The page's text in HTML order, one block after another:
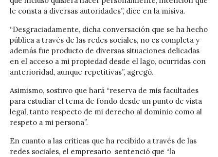
le consta a diversas autoridades”, dice en la misiva.
“Desgraciadamente, dicha conversación que se ha hecho
pública a través de las redes sociales, no es completa y
además fue producto de diversas situaciones delicadas
en el acceso a mi propiedad desde el lago, ocurridas con
anterioridad, aunque repetitivas”, agregó.
Asimismo, sostuvo que hará “reserva de mis facultades
para estudiar el tema de fondo desde un punto de vista
legal, tanto respecto de mi derecho al dominio como al
respeto a mi persona”.
En cuanto a las criticas que ha recibido a través de las
redes sociales, el empresario sentenció que “la